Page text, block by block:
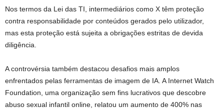
Nos termos da Lei das TI, intermediários como X têm proteção
contra responsabilidade por conteúdos gerados pelo utilizador,
mas esta proteção está sujeita a obrigações estritas de devida
diligência.
A controvérsia também destacou desafios mais amplos
enfrentados pelas ferramentas de imagem de IA. A Internet Watch
Foundation, uma organização sem fins lucrativos que descobre
abuso sexual infantil online, relatou um aumento de 400% nas